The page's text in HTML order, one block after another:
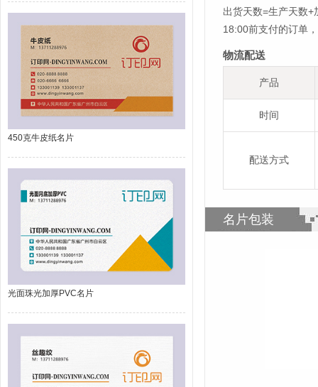
450克牛皮纸名片
光面珠光加厚PVC名片
出货天数=生产天数
18:00前支付的订单
物流配送
产品
时间
配送方式
名片包装